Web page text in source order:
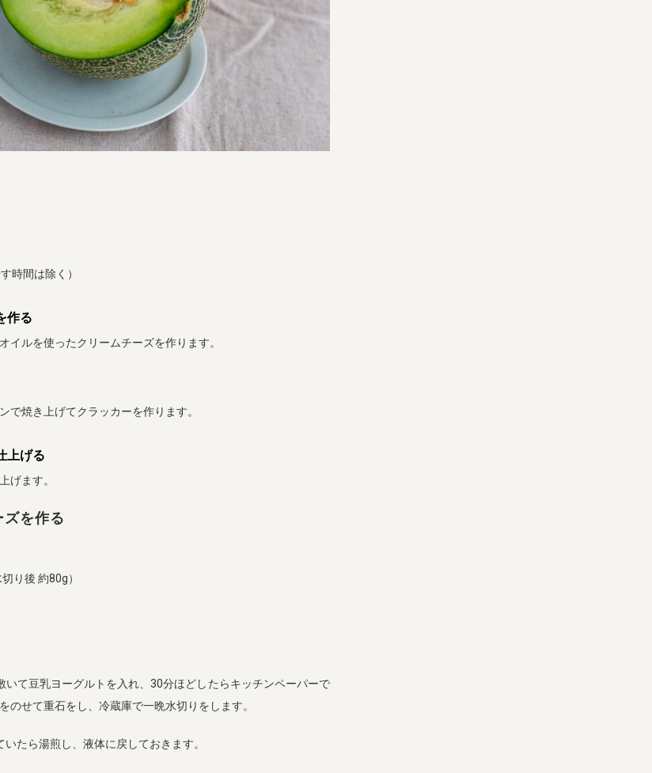
時間は除く）
作る
イルを使ったクリームチーズを作ります。
で焼き上げてクラッカーを作ります。
上げる
げます。
ズを作る
り後 約80g）
いて豆乳ヨーグルトを入れ、30分ほどしたらキッチンペーパーで
のせて重石をし、冷蔵庫で一晩水切りをします。
たら湯煎し、液体に戻しておきます。